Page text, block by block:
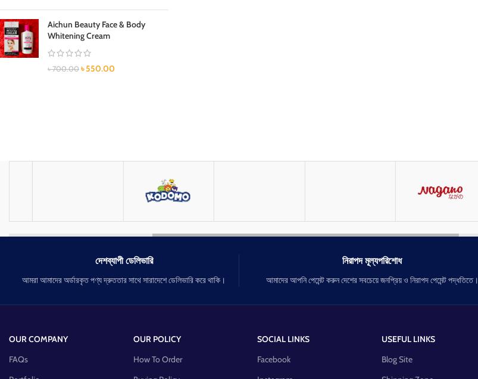
Aichun Beauty Face & Body
Whitening Cream
৳700.00 ৳550.00
দেশব্যাপী ডেলিভারি
আমরা আমাদের অর্ডারকৃত পণ্য দ্রুততার সাথে সারাদেশে ডেলিভারি করে থাকি।
নিরাপদ মূল্যপরিশোধ
আমাদের আপনি পেমেন্ট করুন দেশের সবচেয়ে জনপ্রিয় ও নিরাপদ পেমেন্ট পদ্ধতিতে।
OUR COMPANY
FAQs
OUR POLICY
How To Order
SOCIAL LINKS
Facebook
USEFUL LINKS
Blog Site